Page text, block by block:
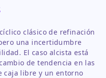
clásico de refinación
una incertidumbre
El caso alcista está
de tendencia en las
caja libre y un entorno